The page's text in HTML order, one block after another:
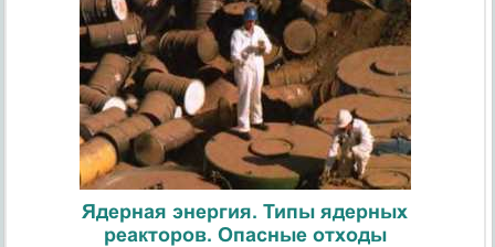
Ядерная энергия. Типы ядерных
реакторов. Опасные отходы